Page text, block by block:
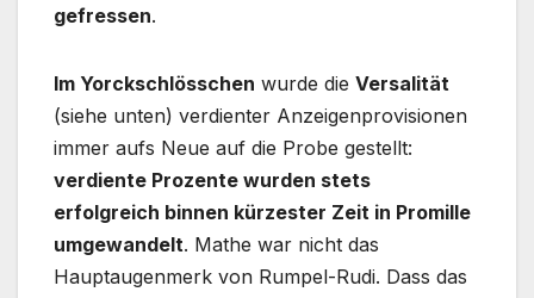
gefressen.
Im Yorckschlösschen wurde die Versalität
(siehe unten) verdienter Anzeigenprovisionen
immer aufs Neue auf die Probe gestellt:
verdiente Prozente wurden stets
erfolgreich binnen kürzester Zeit in Promille
umgewandelt. Mathe war nicht das
Hauptaugenmerk von Rumpel-Rudi. Dass das